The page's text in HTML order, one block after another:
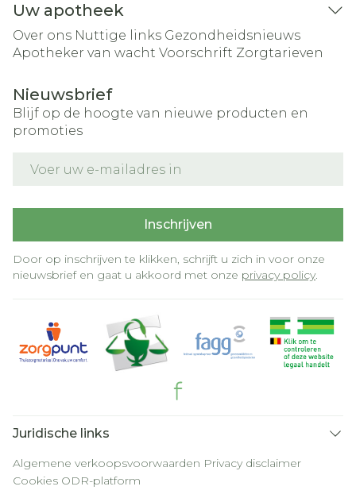
Uw apotheek
Over ons Nuttige links Gezondheidsnieuws
Apotheker van wacht Voorschrift Zorgtarieven
Nieuwsbrief
Blijf op de hoogte van nieuwe producten en
promoties
Inschrijven
Door op inschrijven te klikken, schrijft u zich in voor onze
nieuwsbrief en gaat u akkoord met onze privacy policy.
Juridische links
Algemene verkoopsvoorwaarden Privacy disclaimer
Cookies ODR-platform